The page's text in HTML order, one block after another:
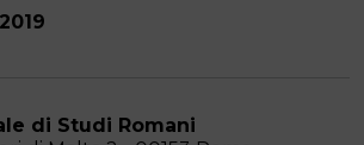
di Studi Romani